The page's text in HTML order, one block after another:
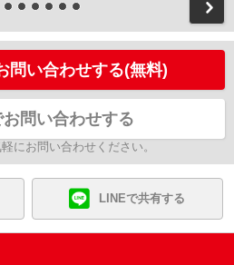
問い合わせする(無料)
お問い合わせする
にお問い合わせください。
LINEで共有する